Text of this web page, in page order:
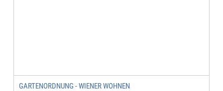
GARTENORDNUNG - WIENER WOHNEN